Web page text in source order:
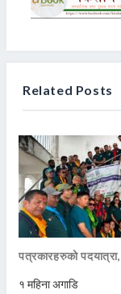
Related Posts
पत्रकारहरुको
१ महिना अगाडि